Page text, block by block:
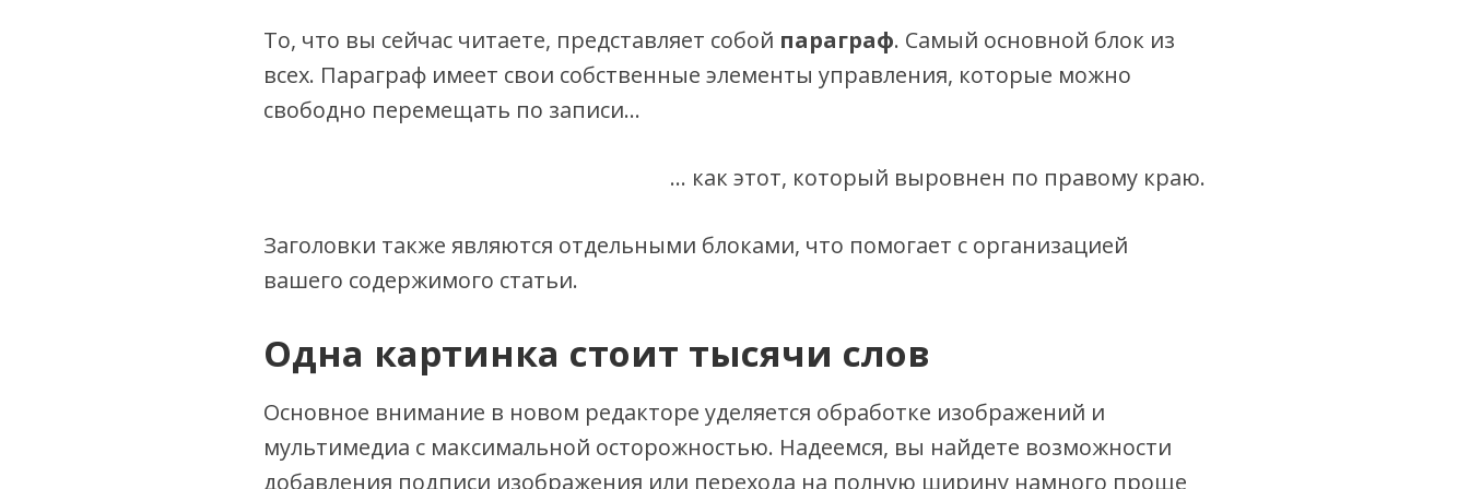
То, что вы сейчас читаете, представляет собой параграф. Самый основной блок из
всех. Параграф имеет свои собственные элементы управления, которые можно
свободно перемещать по записи…
… как этот, который выровнен по правому краю.
Заголовки также являются отдельными блоками, что помогает с организацией
вашего содержимого статьи.
Одна картинка стоит тысячи слов
Основное внимание в новом редакторе уделяется обработке изображений и
мультимедиа с максимальной осторожностью. Надеемся, вы найдете возможности
добавления подписи изображения или перехода на полную ширину намного проще